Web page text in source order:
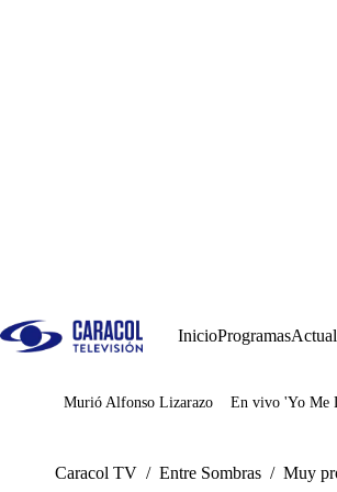
InicioProgramas
Juegos
Murió Alfonso Lizarazo En vivo 'Yo Me
Caracol TV / Entre Sombras / Muy